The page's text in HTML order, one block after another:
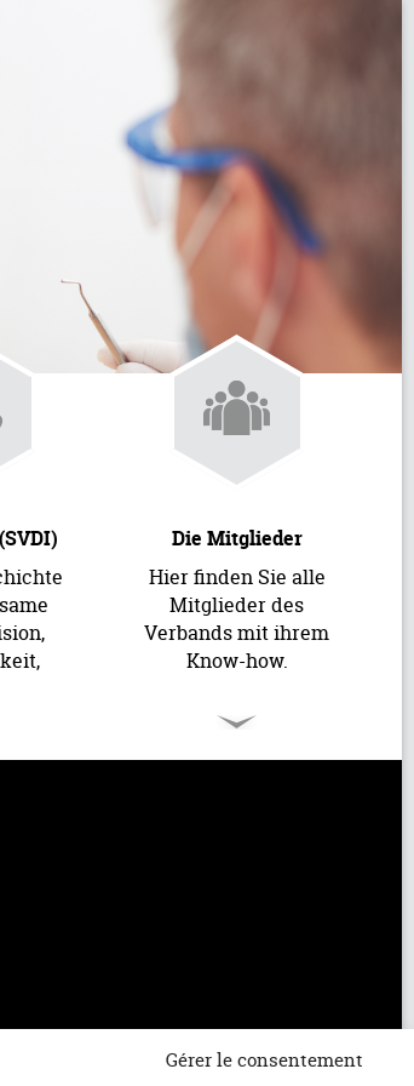
Gérer le consentement
Die Mitglieder
Hier finden Sie alle
Mitglieder des
Verbands mit ihrem
Know-how.